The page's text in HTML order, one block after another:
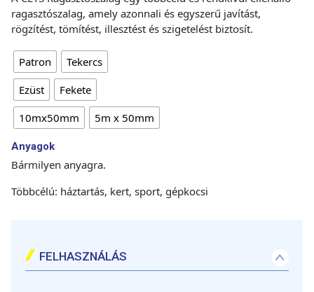
ragasztószalag, amely azonnali és egyszerű javítást,
rögzítést, tömítést, illesztést és szigetelést biztosít.
Patron
Tekercs
Ezüst
Fekete
10mx50mm
5m x 50mm
Anyagok
Bármilyen anyagra.
Többcélú: háztartás, kert, sport, gépkocsi
FELHASZNÁLÁS